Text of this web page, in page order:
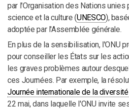
par l'Organisation des Nations unies
science et la culture (UNESCO),
adoptée par l'Assemblée générale.
En plus de la sensibilisation, l'ONU
pour conseiller les États sur les
les graves problèmes autour
ces Journées. Par exemple, la
Journée internationale de la
22 mai, dans laquelle l'ONU invite